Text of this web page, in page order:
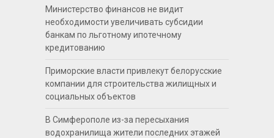
Министерство финансов не видит
необходимости увеличивать субсидии
банкам по льготному ипотечному
кредитованию
Приморские власти привлекут белорусские
компании для строительства жилищных и
социальных объектов
В Симферополе из-за пересыхания
водохранилища жители последних этажей